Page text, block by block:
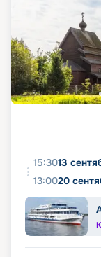
15:3013
13:0020